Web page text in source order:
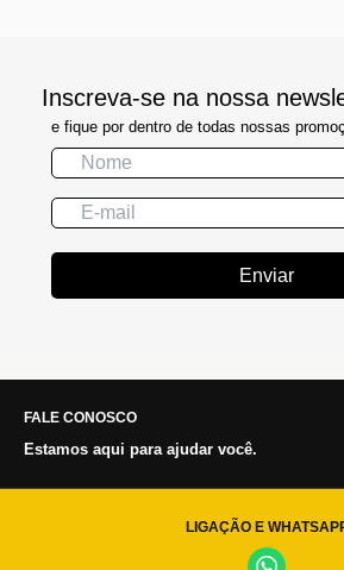
Inscreva-se na nossa
e fique por dentro de todas nossas
Enviar
FALE CONOSCO
Estamos aqui para ajudar você.
LIGAÇÃO E